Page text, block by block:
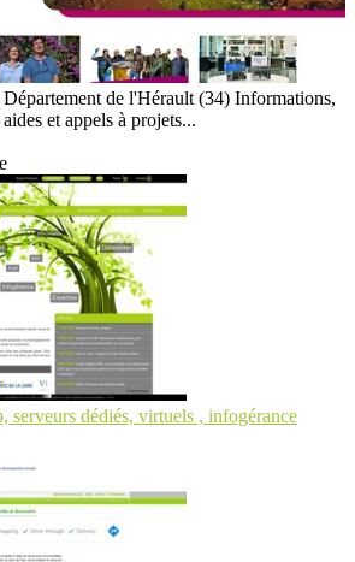
de l'Hérault (34) Informations,
et appels à projets...
serveurs dédiés, virtuels , infogérance